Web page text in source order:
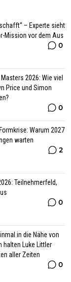
– Experte sieht
Mission vor dem Aus
0
2026: Wie viel
Price und Simon
0
Warum 2027
warten
2
Teilnehmerfeld,
0
in die Nähe von
halten Luke Littler
aller Zeiten
0